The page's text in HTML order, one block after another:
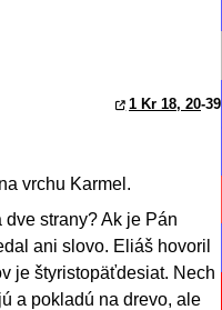
1 Kr 18, 20-39
vrchu Karmel.
strany? Ak je Pán
ani slovo. Eliáš hovoril
je štyristopäťdesiat. Nech
a pokladú na drevo, ale